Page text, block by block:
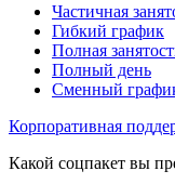
Частичная
Гибкий график
Полная
Полный день
Сменный
Корпоративная
Какой соцпакет вы